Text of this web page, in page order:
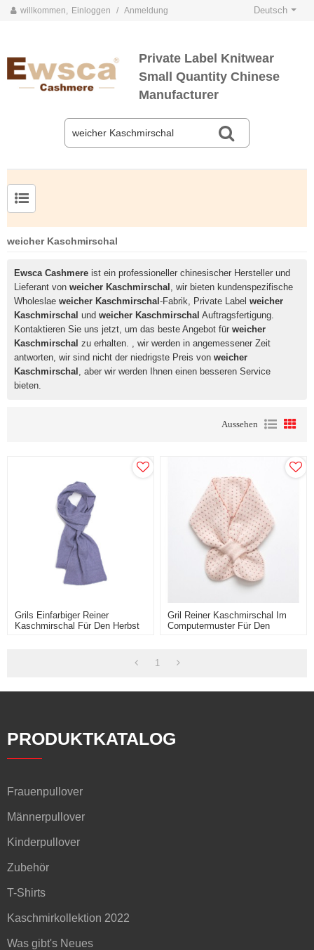
willkommen, Einloggen / Anmeldung Deutsch
Private Label Knitwear
Small Quantity Chinese
Manufacturer
weicher Kaschmirschal
Ewsca Cashmere ist ein professioneller chinesischer Hersteller und
Lieferant von weicher Kaschmirschal , wir bieten kundenspezifische
Wholeslae weicher Kaschmirschal -Fabrik, Private Label weicher
Kaschmirschal und weicher Kaschmirschal Auftragsfertigung.
Kontaktieren Sie uns jetzt, um das beste Angebot für weicher
Kaschmirschal zu erhalten. , wir werden in angemessener Zeit
antworten, wir sind nicht der niedrigste Preis von weicher
Kaschmirschal , aber wir werden Ihnen einen besseren Service
bieten.
Aussehen
Grils Einfarbiger Reiner
Kaschmirschal Für Den Herbst
Gril Reiner Kaschmirschal Im
Computermuster Für Den
1
PRODUKTKATALOG
Frauenpullover
Männerpullover
Kinderpullover
Zubehör
T-Shirts
Kaschmirkollektion 2022
Was gibt's Neues